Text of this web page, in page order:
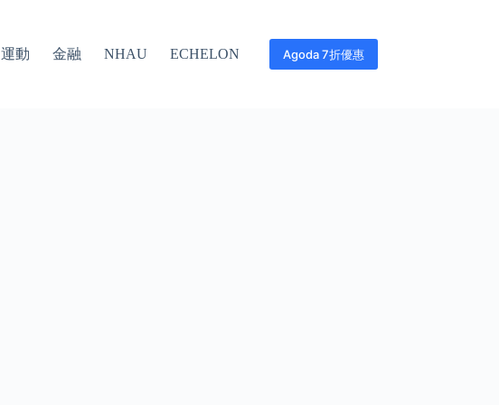
運動 金融 NHAU ECHELON Agoda 7折優惠